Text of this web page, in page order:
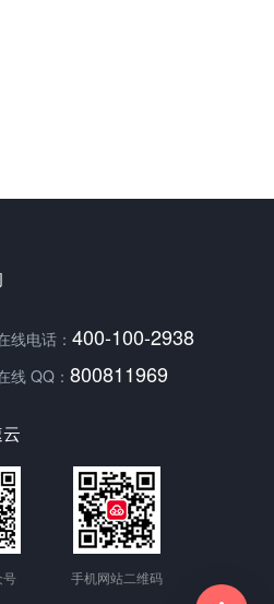
线电话： 400-100-2938
线 QQ： 800811969
号 手机网站二维码